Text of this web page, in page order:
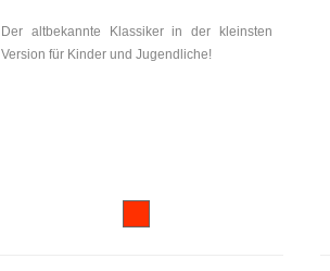
Der altbekannte Klassiker in der kleinsten
Version für Kinder und Jugendliche!